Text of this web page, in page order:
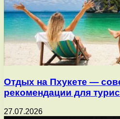
Отдых на Пхукете —
рекомендации для
27.07.2026